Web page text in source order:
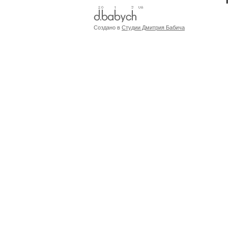
Создано в Студии Дмитрия Бабича